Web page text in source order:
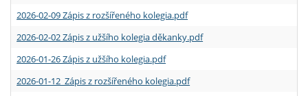
2026-02-09 Zápis z rozšířeného kolegia.pdf
2026-02-02 Zápis z užšího kolegia děkanky.pdf
2026-01-26 Zápis z užšího kolegia.pdf
2026-01-12 Zápis z rozšířeného kolegia.pdf